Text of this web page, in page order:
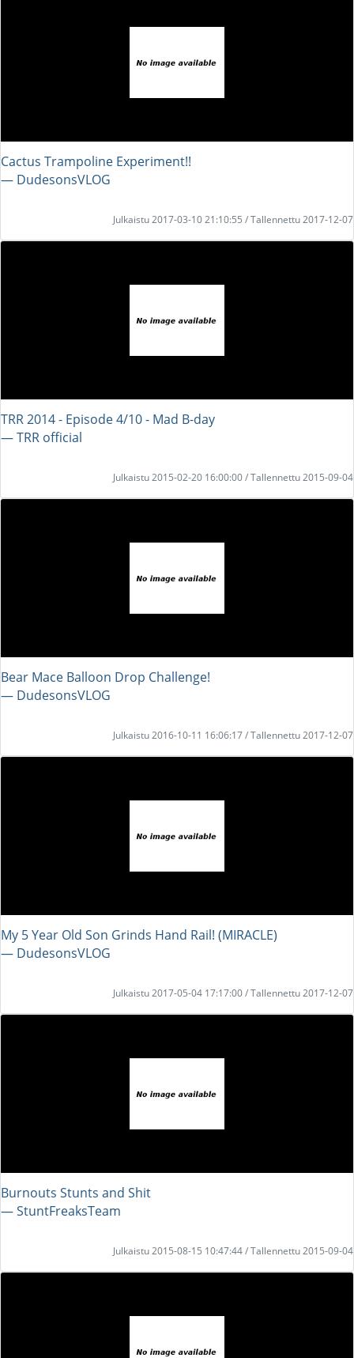
Cactus Trampoline Experiment!!
― DudesonsVLOG
Julkaistu 2017-03-10 21:10:55 / Tallennettu 2017-12-07
TRR 2014 - Episode 4/10 - Mad B-day
― TRR official
Julkaistu 2015-02-20 16:00:00 / Tallennettu 2015-09-04
Bear Mace Balloon Drop Challenge!
― DudesonsVLOG
Julkaistu 2016-10-11 16:06:17 / Tallennettu 2017-12-07
My 5 Year Old Son Grinds Hand Rail! (MIRACLE)
― DudesonsVLOG
Julkaistu 2017-05-04 17:17:00 / Tallennettu 2017-12-07
Burnouts Stunts and Shit
― StuntFreaksTeam
Julkaistu 2015-08-15 10:47:44 / Tallennettu 2015-09-04